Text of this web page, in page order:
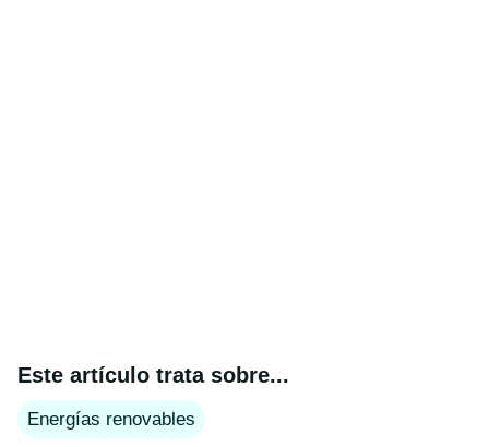
Este artículo trata sobre...
Energías renovables